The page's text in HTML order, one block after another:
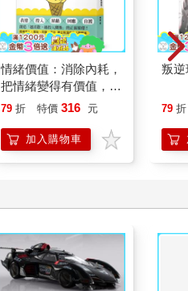
情緒價值：消除內耗，
把情緒變得有價值，跟
誰都能自在相處
79 折 特價 316 元
加入購物車
叛逆
79 折